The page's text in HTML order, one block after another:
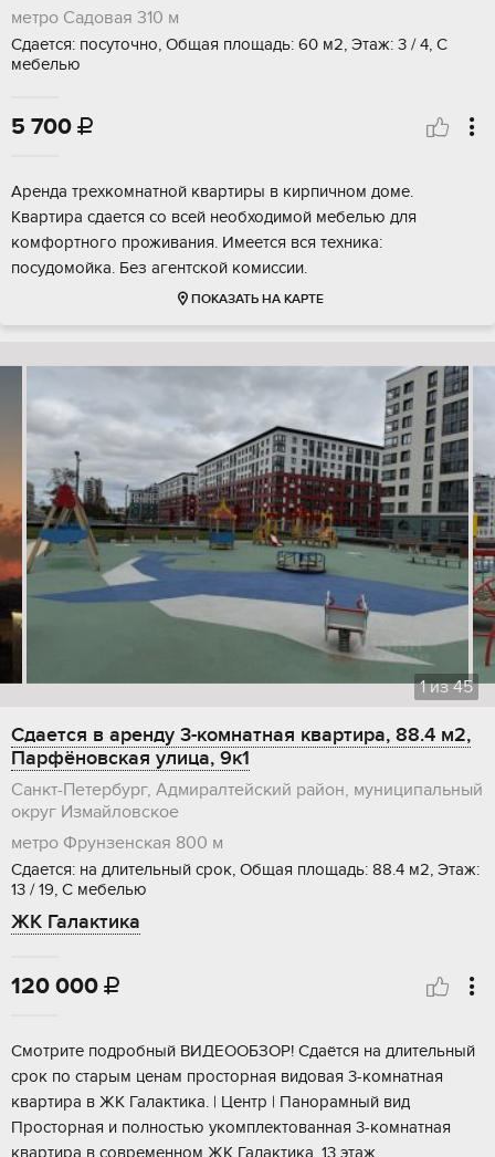
метро Садовая 310 м
Сдается: посуточно, Общая площадь: 60 м2, Этаж: 3 / 4, С
мебелью
5 700 
Аренда трехкомнатной квартиры в кирпичном доме.
Квартира сдается со всей необходимой мебелью для
комфортного проживания. Имеется вся техника:
посудомойка. Без агентской комиссии.
ПОКАЗАТЬ НА КАРТЕ
1из45
Сдается в аренду 3-комнатная квартира, 88.4 м2,
Парфёновская улица, 9к1
Санкт-Петербург, Адмиралтейский район, муниципальный
округ Измайловское
метро Фрунзенская 800 м
Сдается: на длительный срок, Общая площадь: 88.4 м2, Этаж:
13 / 19, С мебелью
ЖК Галактика
120 000 
Смотрите подробный ВИДЕООБЗОР! Сдаётся на длительный
срок по старым ценам просторная видовая 3-комнатная
квартира в ЖК Галактика. | Центр | Панорамный вид
Просторная и полностью укомплектованная 3-комнатная